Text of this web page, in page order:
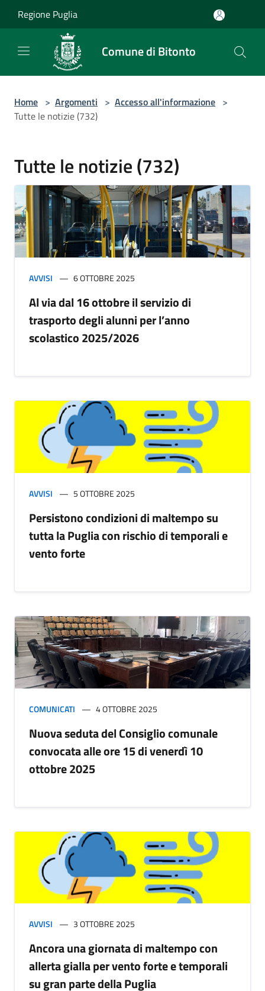
Regione Puglia
Comune di Bitonto
Home > Argomenti > Accesso all'informazione >
Tutte le notizie (732)
Tutte le notizie (732)
AVVISI 6 OTTOBRE 2025
Al via dal 16 ottobre il servizio di
trasporto degli alunni per l’anno
scolastico 2025/2026
AVVISI 5 OTTOBRE 2025
Persistono condizioni di maltempo su
tutta la Puglia con rischio di temporali e
vento forte
COMUNICATI 4 OTTOBRE 2025
Nuova seduta del Consiglio comunale
convocata alle ore 15 di venerdì 10
ottobre 2025
AVVISI 3 OTTOBRE 2025
Ancora una giornata di maltempo con
allerta gialla per vento forte e temporali
su gran parte della Puglia